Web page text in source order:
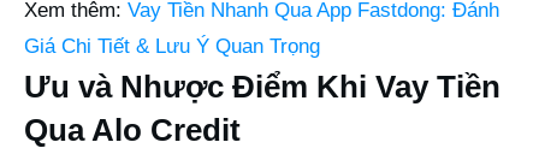
Xem thêm: Vay Tiền Nhanh Qua App Fastdong: Đánh
Giá Chi Tiết & Lưu Ý Quan Trọng
Ưu và Nhược Điểm Khi Vay Tiền
Qua Alo Credit